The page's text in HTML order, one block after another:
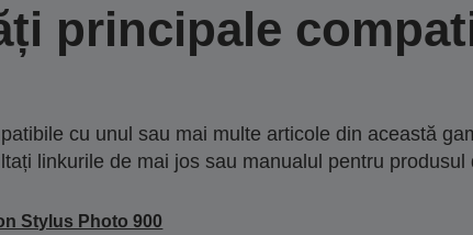
principale
cu unul sau mai multe articole din această
linkurile de mai jos sau manualul pentru produsul
Stylus Photo 900